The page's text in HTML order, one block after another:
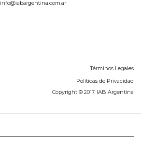
info@iabargentina.com.ar
Términos Legales
Políticas de Privacidad
Copyright © 2017. IAB Argentina